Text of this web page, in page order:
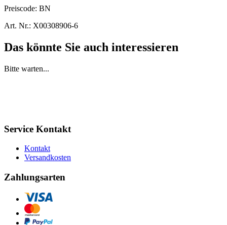
Preiscode: BN
Art. Nr.: X00308906-6
Das könnte Sie auch interessieren
Bitte warten...
Service Kontakt
Kontakt
Versandkosten
Zahlungsarten